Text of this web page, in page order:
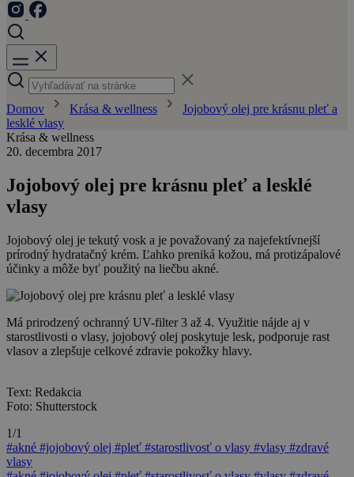
Domov Krása & wellness
Jojobový olej pre krásnu pleť a
lesklé vlasy
Krása & wellness
20. decembra 2017
Jojobový olej pre krásnu pleť a lesklé
vlasy
Jojobový olej je tekutý vosk a je považovaný za najefektívnejší
prírodný hydratačný krém. Ľahko preniká kožou, má protizápalové
účinky a môže byť použitý na liečbu akné.
Má prirodzený ochranný UV-filter 3 až 4. Využitie nájde aj v
starostlivosti o vlasy, jojobový olej poskytuje lesk, podporuje rast
vlasov a zlepšuje celkové zdravie pokožky hlavy.
Text: Redakcia
Foto: Shutterstock
1/1
#akné #jojobový olej #pleť #starostlivosť o vlasy #vlasy #zdravé
vlasy